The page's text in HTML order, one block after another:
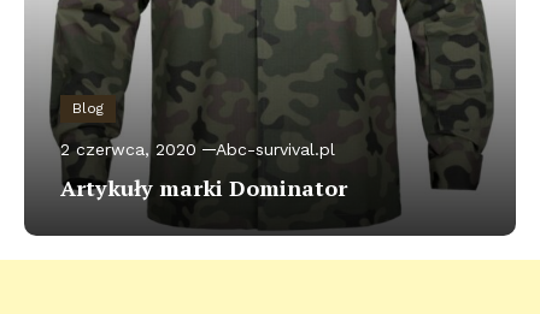
Blog
2 czerwca, 2020 Abc-survival.pl
Artykuły marki Dominator